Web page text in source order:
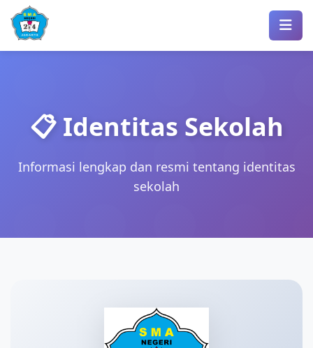
📋 Identitas Sekolah
Informasi lengkap dan resmi tentang identitas
sekolah